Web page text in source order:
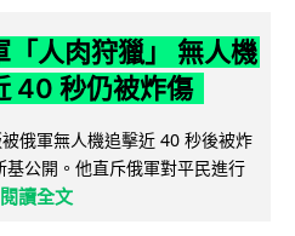
人肉狩獵」 無人機
40 秒仍被炸傷
俄軍無人機追擊近 40 秒後被炸
公開。他直斥俄軍對平民進行
閱讀全文